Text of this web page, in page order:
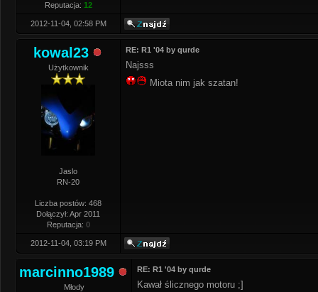
Reputacja: 12
2012-11-04, 02:58 PM
kowal23
Użytkownik
Jaslo
RN-20
Liczba postów: 468
Dołączył: Apr 2011
Reputacja: 0
RE: R1 '04 by qurde
Najsss
Miota nim jak szatan!
2012-11-04, 03:19 PM
marcinno1989
Młody
RE: R1 '04 by qurde
Kawał ślicznego motoru ;]